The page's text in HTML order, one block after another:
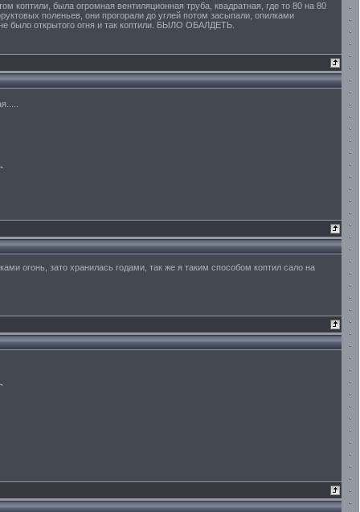
была огромная вентиляционная труба, квадратная, где то 80 на 80
поленьев, они прогорали до углей потом засыпали, опилками
было открытого огня и так коптили. БЫЛО ОБАЛДЕТЬ.
огонь, зато хранилась годами, так же я таким способом коптил сало на